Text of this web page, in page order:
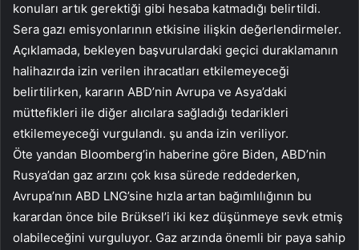
konuları artık gerektiği gibi hesaba katmadığı belirtildi.
Sera gazı emisyonlarının etkisine ilişkin değerlendirmeler.
Açıklamada, bekleyen başvurulardaki geçici duraklamanın
halihazırda izin verilen ihracatları etkilemeyeceği
belirtilirken, kararın ABD’nin Avrupa ve Asya’daki
müttefikleri ile diğer alıcılara sağladığı tedarikleri
etkilemeyeceği vurgulandı. şu anda izin veriliyor.
Öte yandan Bloomberg’in haberine göre Biden, ABD’nin
Rusya’dan gaz arzını çok kısa sürede reddederken,
Avrupa’nın ABD LNG’sine hızla artan bağımlılığının bu
karardan önce bile Brüksel’i iki kez düşünmeye sevk etmiş
olabileceğini vurguluyor. Gaz arzında önemli bir paya sahip